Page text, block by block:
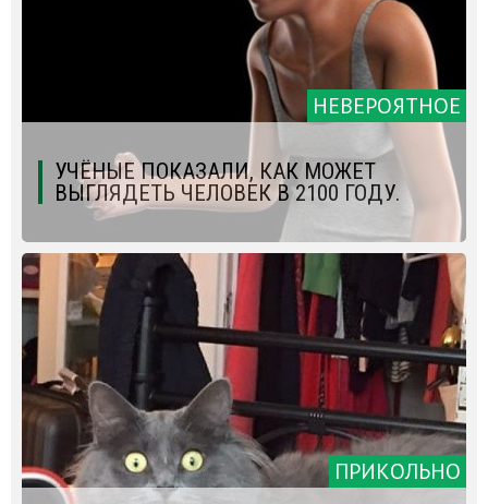
НЕВЕРОЯТНОЕ
УЧЁНЫЕ ПОКАЗАЛИ, КАК МОЖЕТ
ВЫГЛЯДЕТЬ ЧЕЛОВЕК В 2100 ГОДУ.
ПРИКОЛЬНО